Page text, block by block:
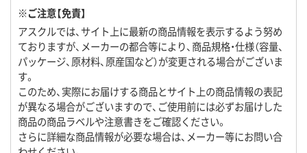
※ご注意【免責】
アスクルでは、サイト上に最新の商品情報を表示するよう努め
ておりますが、メーカーの都合等により、商品規格・仕様（容量、
パッケージ、原材料、原産国など）が変更される場合がございま
す。
このため、実際にお届けする商品とサイト上の商品情報の表記
が異なる場合がございますので、ご使用前には必ずお届けした
商品の商品ラベルや注意書きをご確認ください。
さらに詳細な商品情報が必要な場合は、メーカー等にお問い合